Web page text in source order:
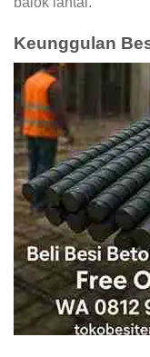
Keunggulan